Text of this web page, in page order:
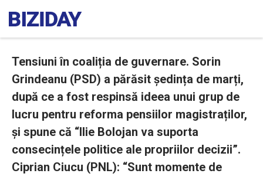
Tensiuni în coaliția de guvernare. Sorin
Grindeanu (PSD) a părăsit ședința de marți,
după ce a fost respinsă ideea unui grup de
lucru pentru reforma pensiilor magistraților,
și spune că “Ilie Bolojan va suporta
consecințele politice ale propriilor decizii”.
Ciprian Ciucu (PNL): “Sunt momente de